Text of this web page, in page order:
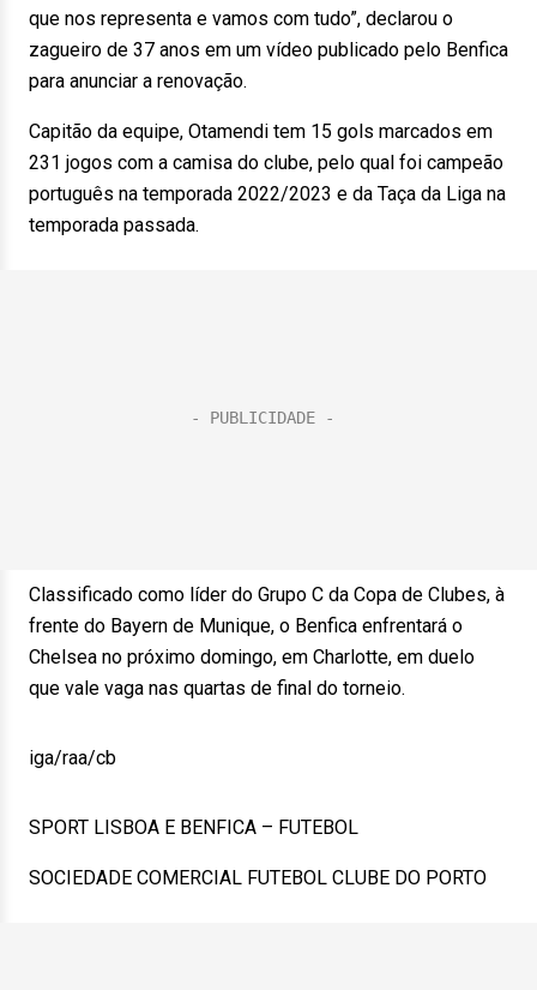
que nos representa e vamos com tudo”, declarou o
zagueiro de 37 anos em um vídeo publicado pelo Benfica
para anunciar a renovação.
Capitão da equipe, Otamendi tem 15 gols marcados em
231 jogos com a camisa do clube, pelo qual foi campeão
português na temporada 2022/2023 e da Taça da Liga na
temporada passada.
Classificado como líder do Grupo C da Copa de Clubes, à
frente do Bayern de Munique, o Benfica enfrentará o
Chelsea no próximo domingo, em Charlotte, em duelo
que vale vaga nas quartas de final do torneio.
iga/raa/cb
SPORT LISBOA E BENFICA – FUTEBOL
SOCIEDADE COMERCIAL FUTEBOL CLUBE DO PORTO